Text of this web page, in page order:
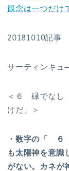
観念は一つだけ
20181010記事
サーティンキュ
＜６ 碌でなし
けだ」＞
・数字の「 ６
も太陽神を意識
がない。カネが